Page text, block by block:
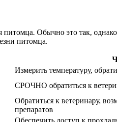
Обычно это так,
питомца.
Измерить температуру,
СРОЧНО обратиться к
Обратиться к ветеринару,
препаратов